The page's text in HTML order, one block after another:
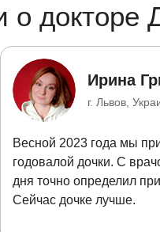
о докторе
Ирина
г. Львов,
Весной 2023 года мы
годовалой дочки. С
дня точно определил
Сейчас дочке лучше.